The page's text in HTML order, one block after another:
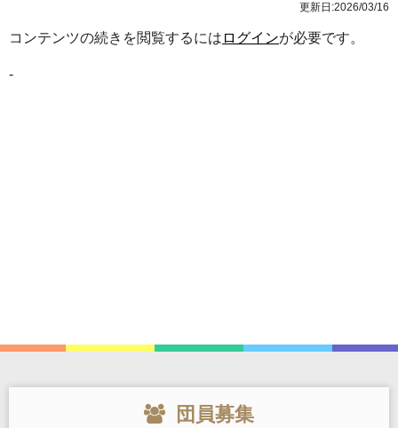
更新日:2026/03/16
コンテンツの続きを閲覧するには ログインが必要です。
-
団員募集